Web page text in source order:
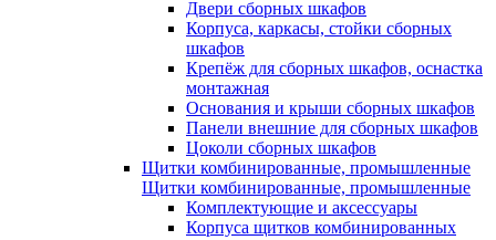
Двери сборных шкафов
Корпуса, каркасы, стойки сборных
шкафов
Крепёж для сборных шкафов, оснастка
монтажная
Основания и крыши сборных шкафов
Панели внешние для сборных шкафов
Цоколи сборных шкафов
Щитки комбинированные, промышленные
Щитки комбинированные, промышленные
Комплектующие и аксессуары
Корпуса щитков комбинированных